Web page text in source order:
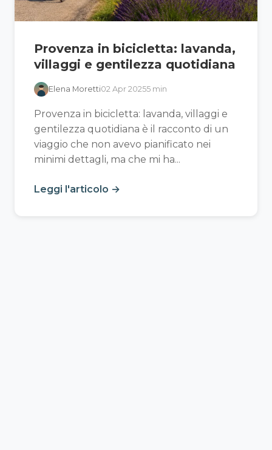
Provenza in bicicletta: lavanda,
villaggi e gentilezza quotidiana
Elena Moretti02 Apr 20255 min
Provenza in bicicletta: lavanda, villaggi e
gentilezza quotidiana è il racconto di un
viaggio che non avevo pianificato nei
minimi dettagli, ma che mi ha...
Leggi l'articolo →